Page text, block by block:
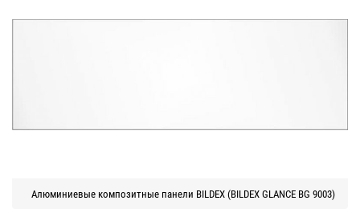
Алюминиевые композитные панели BILDEX (BILDEX GLANCE BG 9003)